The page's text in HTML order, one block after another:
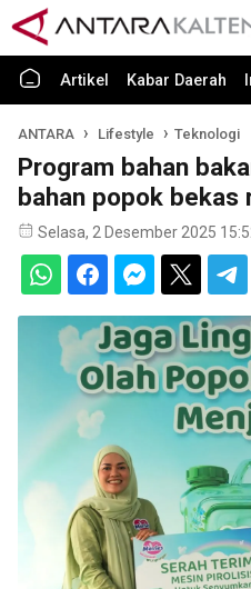
Artikel Kabar Daerah
ANTARA Lifestyle Teknologi
Program bahan
bahan popok bekas
Selasa, 2 Desember 2025